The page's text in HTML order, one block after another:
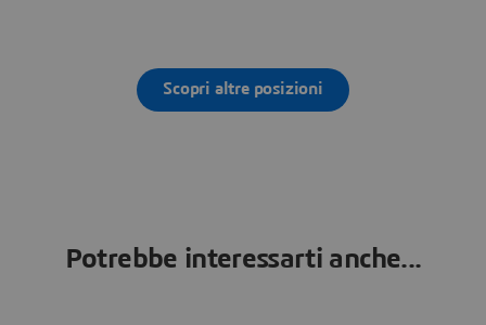
Scopri altre posizioni
Potrebbe interessarti anche...